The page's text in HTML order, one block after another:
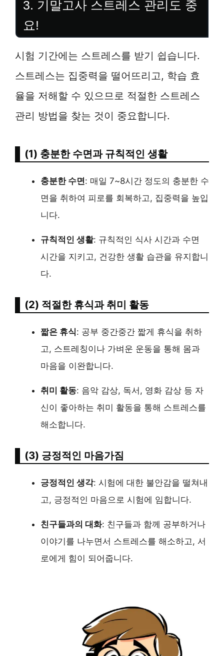
3. 기말고사 스트레스 관리도 중
요!
시험 기간에는 스트레스를 받기 쉽습니다.
스트레스는 집중력을 떨어뜨리고, 학습 효
율을 저해할 수 있으므로 적절한 스트레스
관리 방법을 찾는 것이 중요합니다.
(1) 충분한 수면과 규칙적인 생활
충분한 수면: 매일 7~8시간 정도의 충분한 수
면을 취하여 피로를 회복하고, 집중력을 높입
니다.
규칙적인 생활: 규칙적인 식사 시간과 수면
시간을 지키고, 건강한 생활 습관을 유지합니
다.
(2) 적절한 휴식과 취미 활동
짧은 휴식: 공부 중간중간 짧게 휴식을 취하
고, 스트레칭이나 가벼운 운동을 통해 몸과
마음을 이완합니다.
취미 활동: 음악 감상, 독서, 영화 감상 등 자
신이 좋아하는 취미 활동을 통해 스트레스를
해소합니다.
(3) 긍정적인 마음가짐
긍정적인 생각: 시험에 대한 불안감을 떨쳐내
고, 긍정적인 마음으로 시험에 임합니다.
친구들과의 대화: 친구들과 함께 공부하거나
이야기를 나누면서 스트레스를 해소하고, 서
로에게 힘이 되어줍니다.